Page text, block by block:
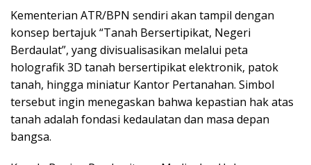
Kementerian ATR/BPN sendiri akan tampil dengan
konsep bertajuk “Tanah Bersertipikat, Negeri
Berdaulat”, yang divisualisasikan melalui peta
holografik 3D tanah bersertipikat elektronik, patok
tanah, hingga miniatur Kantor Pertanahan. Simbol
tersebut ingin menegaskan bahwa kepastian hak atas
tanah adalah fondasi kedaulatan dan masa depan
bangsa.